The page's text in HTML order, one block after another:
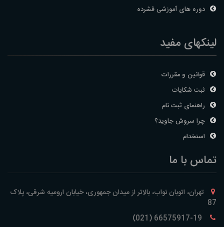
دوره های آموزشی فشرده
لینکهای مفید
قوانین و مقررات
ثبت شکایات
راهنمای ثبت نام
چرا سروش جاوید؟
استخدام
تماس با ما
تهران، اتوبان نواب، بالاتر از میدان جمهوری، خیابان ارومیه شرقی، پلاک
87